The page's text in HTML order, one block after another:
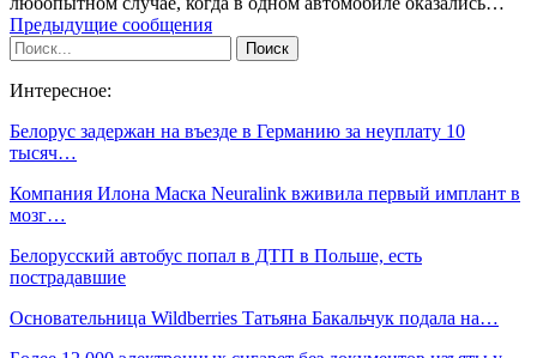
Предыдущие сообщения
Интересное:
Белорус задержан на въезде в Германию за неуплату 10
тысяч…
Компания Илона Маска Neuralink вживила первый имплант в
мозг…
Белорусский автобус попал в ДТП в Польше, есть
пострадавшие
Основательница Wildberries Татьяна Бакальчук подала на…